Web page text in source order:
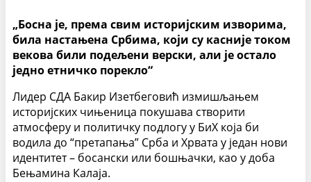
„Босна је, према свим историјским изворима,
била настањена Србима, који су касније током
векова били подељени верски, али је остало
једно етничко порекло“
Лидер СДА Бакир Изетбеговић измишљањем
историјских чињеница покушава створити
атмосферу и политичку подлогу у БиХ која би
водила до “претапања” Срба и Хрвата у један нови
идентитет – босански или бошњачки, као у доба
Бењамина Калаја.